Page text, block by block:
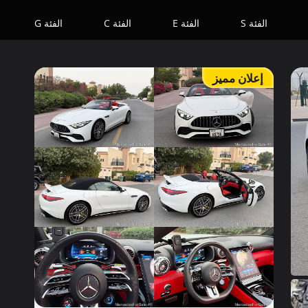
الفئة S الفئة E الفئة C الفئة G
إعلان مميز